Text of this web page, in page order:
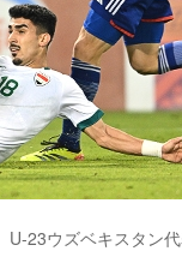
23ウズベキスタン